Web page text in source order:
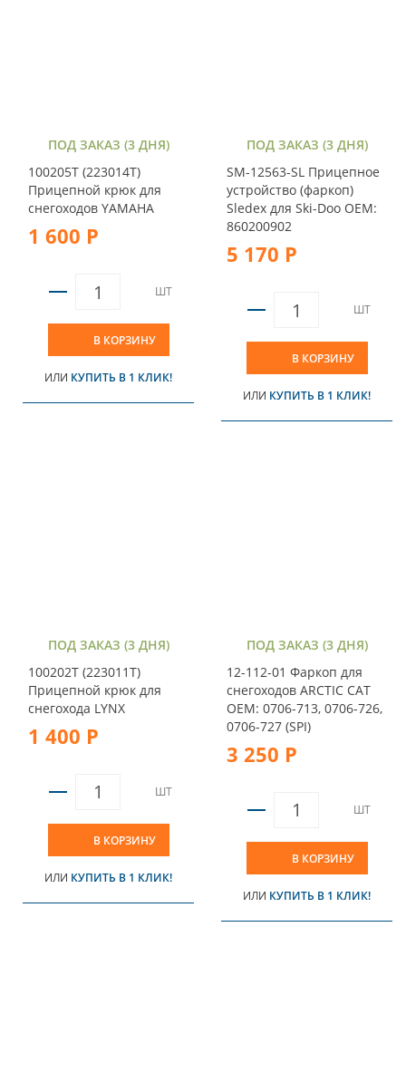
ПОД ЗАКАЗ (3 ДНЯ)
100205T (223014T)
Прицепной крюк для
снегоходов YAMAHA
1 600 Р
ШТ
В КОРЗИНУ
ИЛИ КУПИТЬ В 1 КЛИК!
ПОД ЗАКАЗ (3 ДНЯ)
SM-12563-SL Прицепное
устройство (фаркоп)
Sledex для Ski-Doo OEM:
860200902
5 170 Р
ШТ
В КОРЗИНУ
ИЛИ КУПИТЬ В 1 КЛИК!
ПОД ЗАКАЗ (3 ДНЯ)
100202T (223011T)
Прицепной крюк для
снегохода LYNX
1 400 Р
ШТ
В КОРЗИНУ
ИЛИ КУПИТЬ В 1 КЛИК!
ПОД ЗАКАЗ (3 ДНЯ)
12-112-01 Фаркоп для
снегоходов ARCTIC CAT
OEM: 0706-713, 0706-726,
0706-727 (SPI)
3 250 Р
ШТ
В КОРЗИНУ
ИЛИ КУПИТЬ В 1 КЛИК!